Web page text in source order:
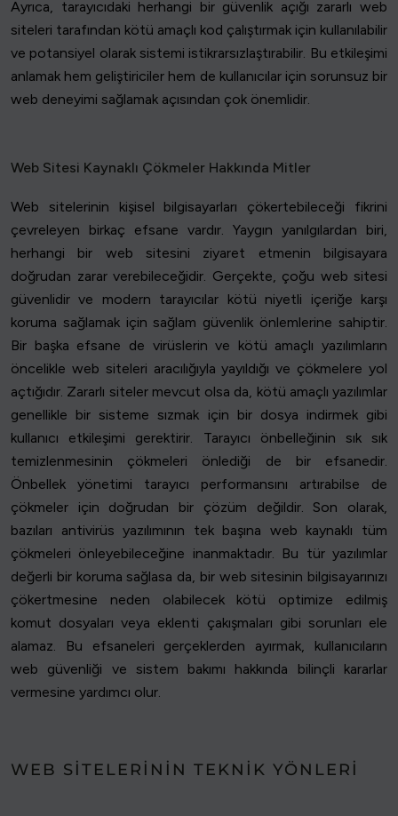
Ayrıca, tarayıcıdaki herhangi bir güvenlik açığı zararlı web
siteleri tarafından kötü amaçlı kod çalıştırmak için kullanılabilir
ve potansiyel olarak sistemi istikrarsızlaştırabilir. Bu etkileşimi
anlamak hem geliştiriciler hem de kullanıcılar için sorunsuz bir
web deneyimi sağlamak açısından çok önemlidir.
Web Sitesi Kaynaklı Çökmeler Hakkında Mitler
Web sitelerinin kişisel bilgisayarları çökertebileceği fikrini
çevreleyen birkaç efsane vardır. Yaygın yanılgılardan biri,
herhangi bir web sitesini ziyaret etmenin bilgisayara
doğrudan zarar verebileceğidir. Gerçekte, çoğu web sitesi
güvenlidir ve modern tarayıcılar kötü niyetli içeriğe karşı
koruma sağlamak için sağlam güvenlik önlemlerine sahiptir.
Bir başka efsane de virüslerin ve kötü amaçlı yazılımların
öncelikle web siteleri aracılığıyla yayıldığı ve çökmelere yol
açtığıdır. Zararlı siteler mevcut olsa da, kötü amaçlı yazılımlar
genellikle bir sisteme sızmak için bir dosya indirmek gibi
kullanıcı etkileşimi gerektirir. Tarayıcı önbelleğinin sık sık
temizlenmesinin çökmeleri önlediği de bir efsanedir.
Önbellek yönetimi tarayıcı performansını artırabilse de
çökmeler için doğrudan bir çözüm değildir. Son olarak,
bazıları antivirüs yazılımının tek başına web kaynaklı tüm
çökmeleri önleyebileceğine inanmaktadır. Bu tür yazılımlar
değerli bir koruma sağlasa da, bir web sitesinin bilgisayarınızı
çökertmesine neden olabilecek kötü optimize edilmiş
komut dosyaları veya eklenti çakışmaları gibi sorunları ele
alamaz. Bu efsaneleri gerçeklerden ayırmak, kullanıcıların
web güvenliği ve sistem bakımı hakkında bilinçli kararlar
vermesine yardımcı olur.
WEB SITELERININ TEKNIK YÖNLERI